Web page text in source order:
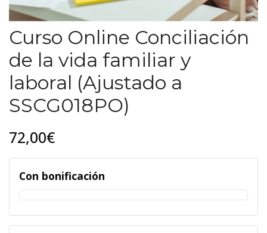
Curso Online Conciliación
de la vida familiar y
laboral (Ajustado a
SSCG018PO)
72,00€
Con bonificación